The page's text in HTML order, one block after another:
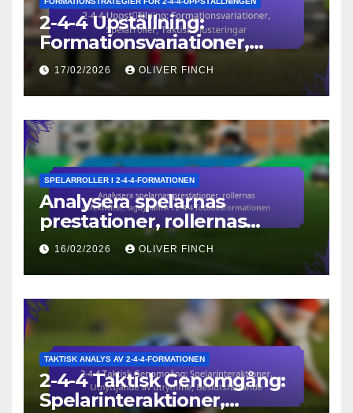
2-4-4 Upställning:
Formationsvariationer,
Spelarroller, Taktiska
justeringar
17/02/2026 OLIVER FINCH
SPELARROLLER I 2-4-4-FORMATIONEN
Analysera spelarnas
prestationer, rollernas
effektivitet, lagdynamik i 2-4-
4 fotbollsformationen
16/02/2026 OLIVER FINCH
TAKTISK ANALYS AV 2-4-4-FORMATIONEN
2-4-4 Taktisk Genomgång:
Spelarinteraktioner,